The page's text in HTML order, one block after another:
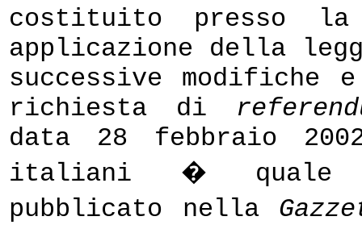
costituito presso
applicazione della
successive modifiche
richiesta di
data 28 febbraio
italiani � quale
pubblicato nella